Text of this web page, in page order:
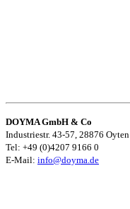
DOYMA GmbH & Co
Industriestr. 43-57, 28876 Oyten
Tel: +49 (0)4207 9166 0
E-Mail: info@doyma.de